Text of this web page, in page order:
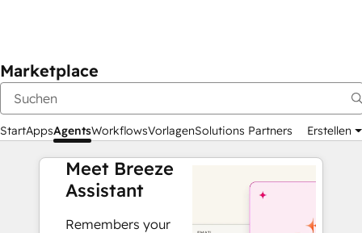
Marketplace
StartAppsAgentsWorkflowsVorlagenSolutions Partners Erstellen
Meet Breeze
Assistant
Remembers your